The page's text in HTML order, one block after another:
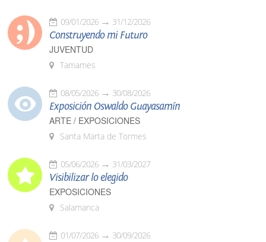
09/01/2026 31/12/2026
Construyendo mi Futuro
JUVENTUD
Tamames
08/05/2026 30/08/2026
Exposición Oswaldo Guayasamín
ARTE / EXPOSICIONES
Santa Marta de Tormes
05/06/2026 31/03/2027
Visibilizar lo elegido
EXPOSICIONES
Salamanca
01/07/2026 30/09/2026